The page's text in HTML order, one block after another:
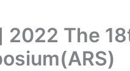
2022 The